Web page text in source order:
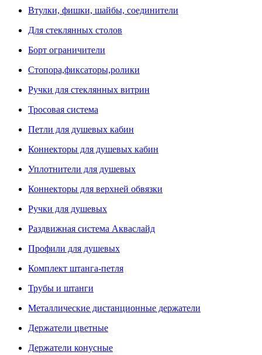
Втулки, фишки, шайбы, соединители
Для стеклянных столов
Борт ограничители
Стопора,фиксаторы,ролики
Ручки для стеклянных витрин
Тросовая система
Петли для душевых кабин
Коннекторы для душевых кабин
Уплотнители для душевых
Коннекторы для верхней обвязки
Ручки для душевых
Раздвижная система Акваслайд
Профили для душевых
Комплект штанга-петля
Трубы и штанги
Металлические дистанционные держатели
Держатели цветные
Держатели конусные